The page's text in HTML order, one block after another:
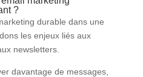
?
durable dans une
les enjeux liés aux
newsletters.
davantage de messages,